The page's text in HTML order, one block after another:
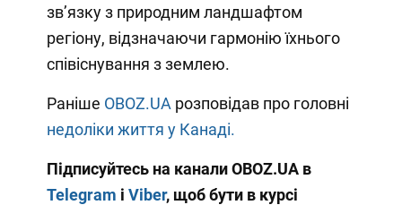
зв’язку з природним ландшафтом
регіону, відзначаючи гармонію їхнього
співіснування з землею.
Раніше OBOZ.UA розповідав про головні
недоліки життя у Канаді.
Підписуйтесь на канали OBOZ.UA в
Telegram і Viber, щоб бути в курсі